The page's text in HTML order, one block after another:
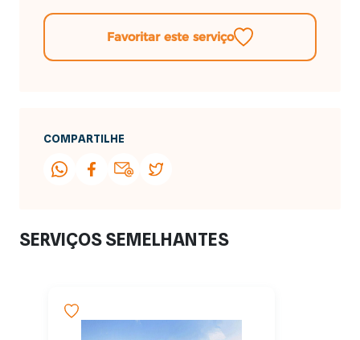
Favoritar este serviço
COMPARTILHE
SERVIÇOS SEMELHANTES